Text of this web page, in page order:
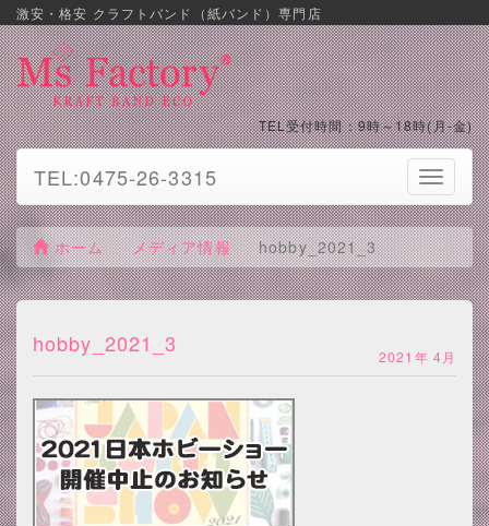
激安・格安 クラフトバンド（紙バンド）専門店
TEL受付時間：9時～18時(月-金)
Toggle
TEL:0475-26-3315
ホーム メディア情報 hobby_2021_3
hobby_2021_3 2021年 4月